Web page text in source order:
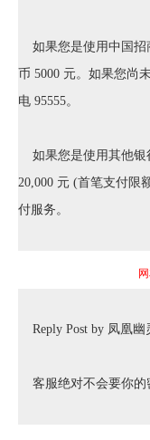
如果您是使用中国招
币 5000 元。如果您尚
电 95555。
如果您是使用其他银
20,000 元 (首笔支付限
付服务。
Reply Post by 凤凰幽
客服绝对不会要你的